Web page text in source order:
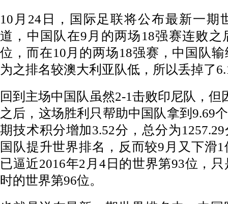
10月24日，国际足联将公布最新一期
道，中国队在9月的两场18强赛连败之
位，而在10月的两场18强赛，中国队
为之排名较澳大利亚队低，所以丢掉了
回到主场中国队虽然2-1击败印尼队，但
之后，这场胜利只帮助中国队拿到9.69
期技术积分增加3.52分，总分为
国队提升世界排名，反而较9月又下滑
已逼近2016年2月4日的世界第93位，
时的世界第96位。